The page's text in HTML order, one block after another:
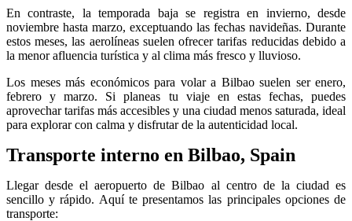
En contraste, la temporada baja se registra en invierno, desde
noviembre hasta marzo, exceptuando las fechas navideñas. Durante
estos meses, las aerolíneas suelen ofrecer tarifas reducidas debido a
la menor afluencia turística y al clima más fresco y lluvioso.
Los meses más económicos para volar a Bilbao suelen ser enero,
febrero y marzo. Si planeas tu viaje en estas fechas, puedes
aprovechar tarifas más accesibles y una ciudad menos saturada, ideal
para explorar con calma y disfrutar de la autenticidad local.
Transporte interno en Bilbao, Spain
Llegar desde el aeropuerto de Bilbao al centro de la ciudad es
sencillo y rápido. Aquí te presentamos las principales opciones de
transporte: